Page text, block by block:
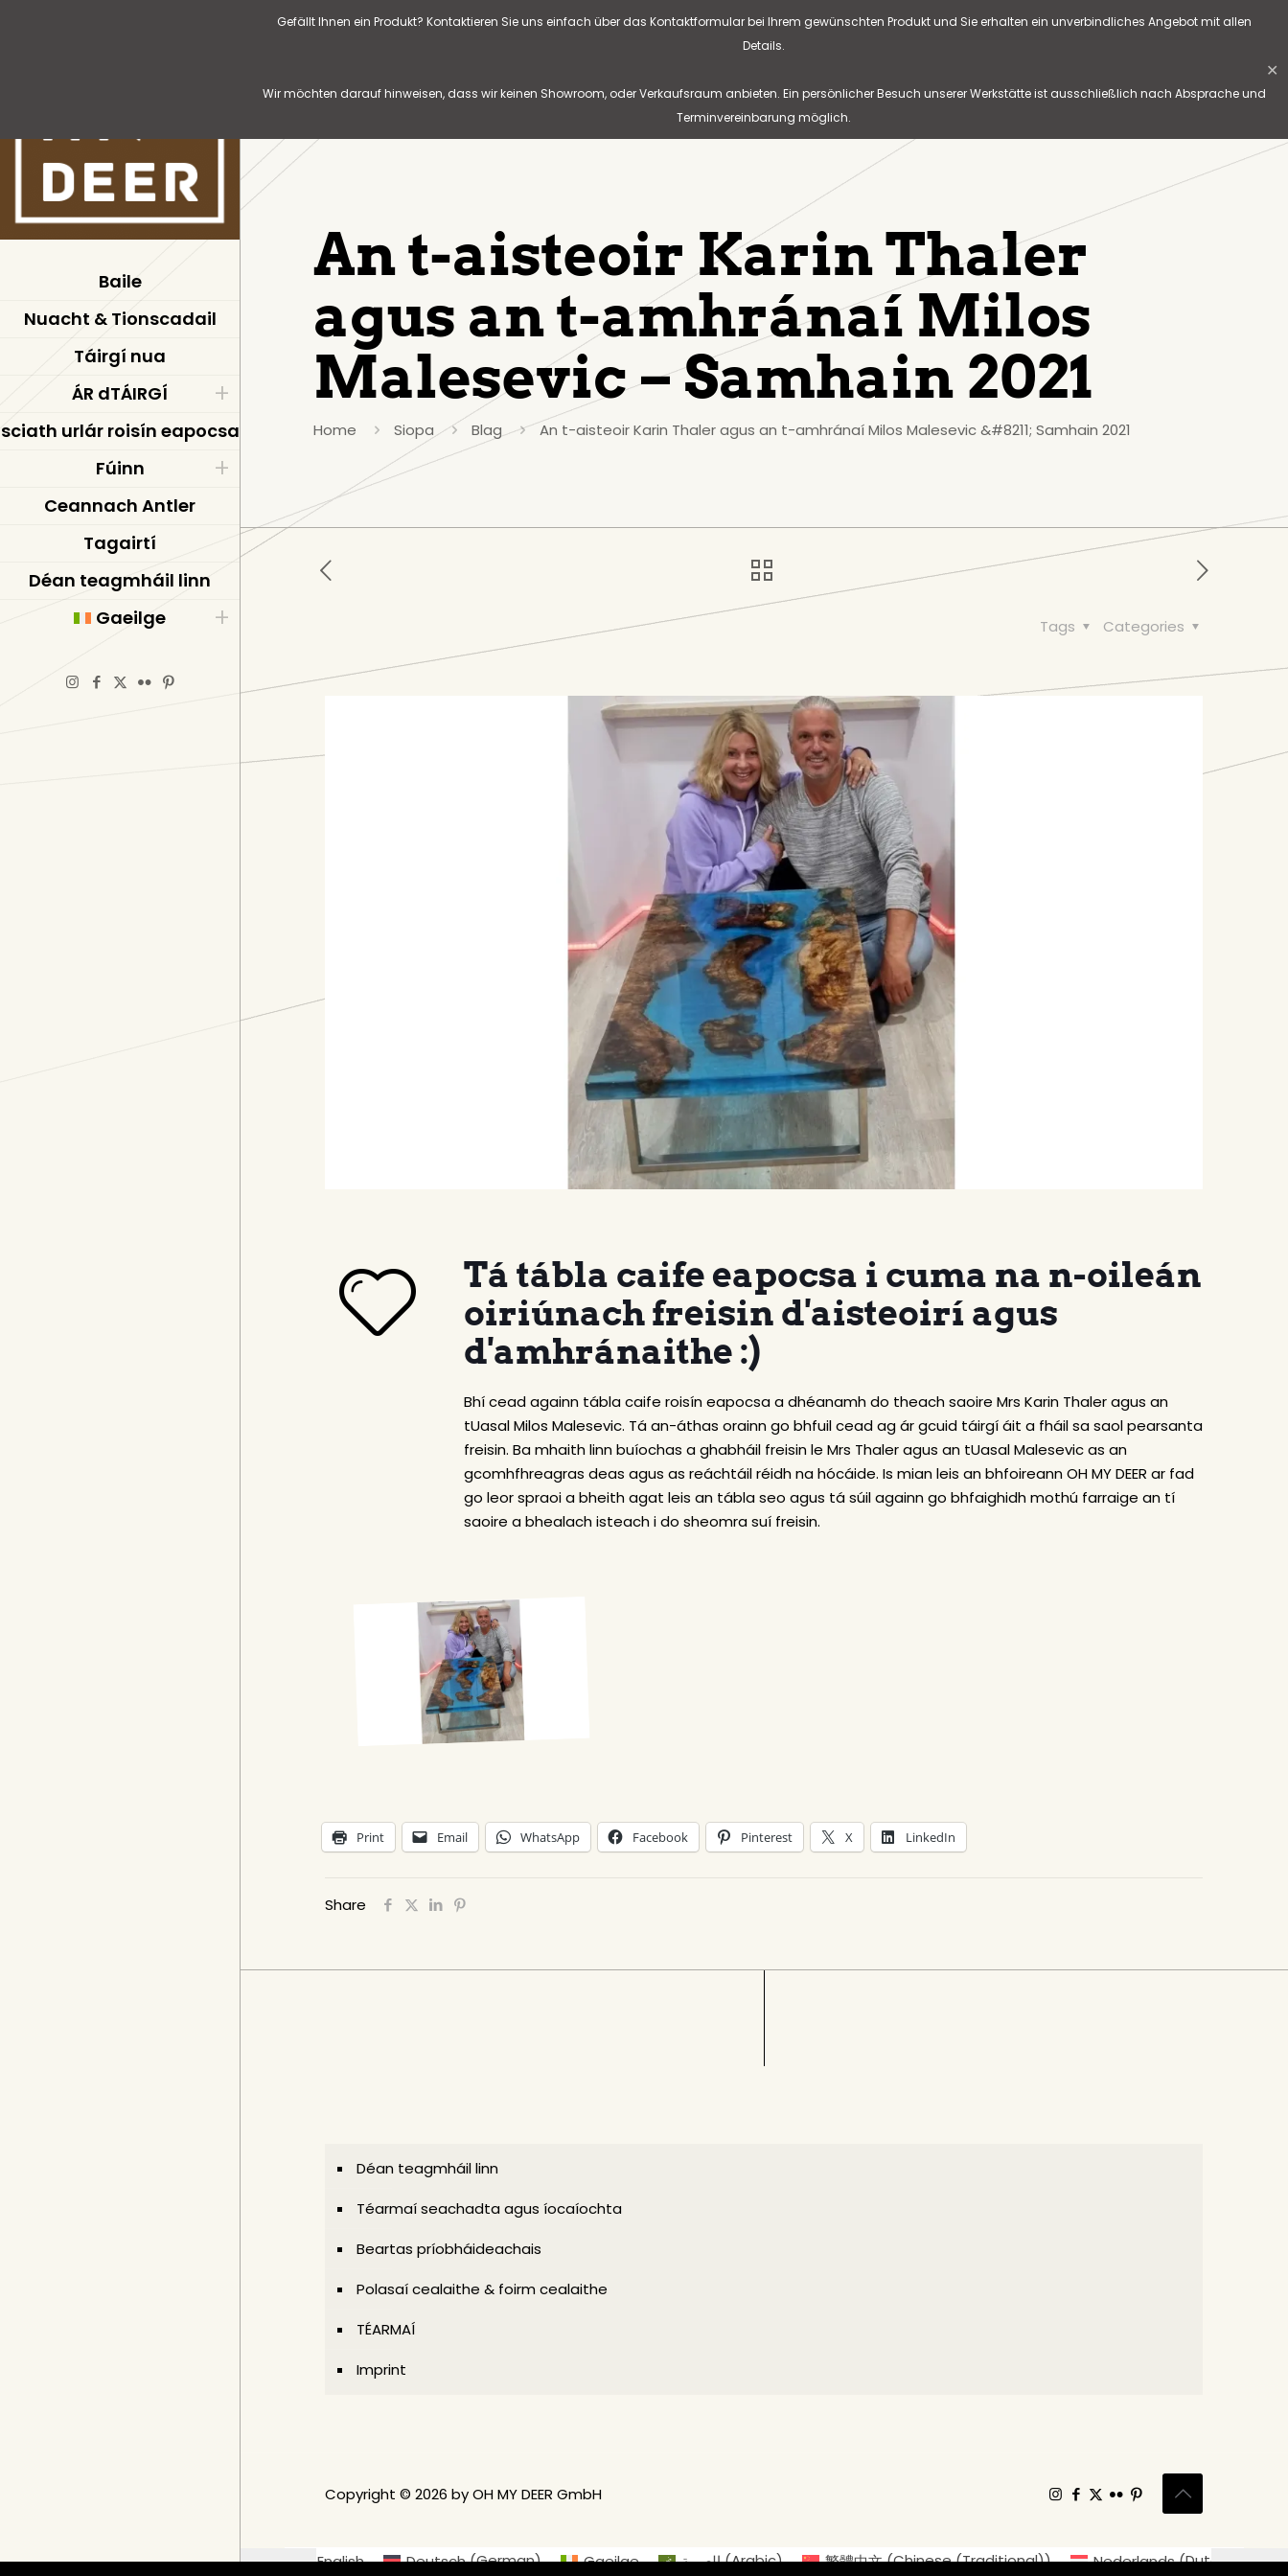
Gefällt Ihnen ein Produkt? Kontaktieren Sie uns einfach über das Kontaktformular bei Ihrem gewünschten Produkt und Sie erhalten ein unverbindliches Angebot mit allen
Details.
Wir möchten darauf hinweisen, dass wir keinen Showroom, oder Verkaufsraum anbieten. Ein persönlicher Besuch unserer Werkstätte ist ausschließlich nach Absprache und
Terminvereinbarung möglich.
✕
Baile
Nuacht & Tionscadail
Táirgí nua
ÁR dTÁIRGÍ
sciath urlár roisín eapocsa
Fúinn
Ceannach Antler
Tagairtí
Déan teagmháil linn
Gaeilge
An t-aisteoir Karin Thaler
agus an t-amhránaí Milos
Malesevic – Samhain 2021
Home Siopa Blag An t-aisteoir Karin Thaler agus an t-amhránaí Milos Malesevic &#8211; Samhain 2021
Categories
Tags
Tá tábla caife eapocsa i cuma na n-oileán
oiriúnach freisin d'aisteoirí agus
d'amhránaithe :)
Bhí cead againn tábla caife roisín eapocsa a dhéanamh do theach saoire Mrs Karin Thaler agus an
tUasal Milos Malesevic. Tá an-áthas orainn go bhfuil cead ag ár gcuid táirgí áit a fháil sa saol pearsanta
freisin. Ba mhaith linn buíochas a ghabháil freisin le Mrs Thaler agus an tUasal Malesevic as an
gcomhfhreagras deas agus as reáchtáil réidh na hócáide. Is mian leis an bhfoireann OH MY DEER ar fad
go leor spraoi a bheith agat leis an tábla seo agus tá súil againn go bhfaighidh mothú farraige an tí
saoire a bhealach isteach i do sheomra suí freisin.
Print Email WhatsApp Facebook Pinterest X LinkedIn
Share
Déan teagmháil linn
Téarmaí seachadta agus íocaíochta
Beartas príobháideachais
Polasaí cealaithe & foirm cealaithe
TÉARMAÍ
Imprint
Copyright © 2026 by OH MY DEER GmbH
English Deutsch(German) Gaeilge العربية(Arabic) 繁體中文(Chinese (Traditional)) Nederlands(Dutch)